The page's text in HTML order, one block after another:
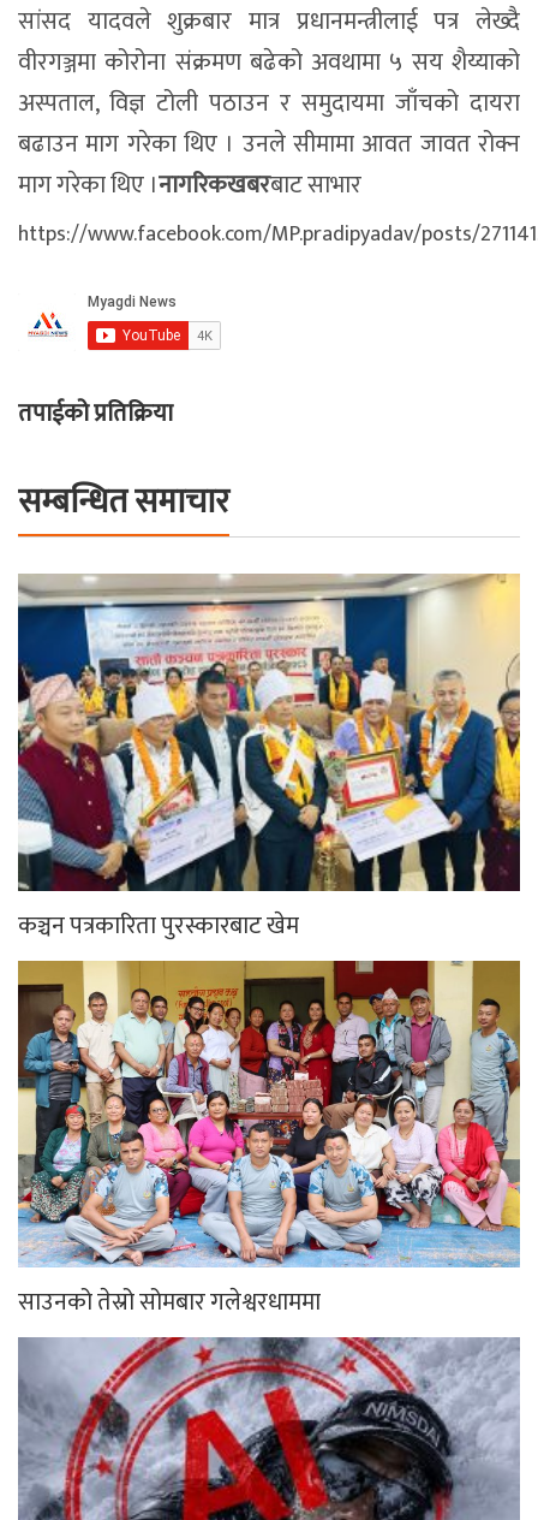
सांसद यादवले शुक्रबार मात्र प्रधानमन्त्रीलाई पत्र लेख्दै
वीरगञ्जमा कोरोना संक्रमण बढेको अवथामा ५ सय शैय्याको
अस्पताल, विज्ञ टोली पठाउन र समुदायमा जाँचको दायरा
बढाउन माग गरेका थिए । उनले सीमामा आवत जावत रोक्न
माग गरेका थिए ।नागरिकखबरबाट साभार
https://www.facebook.com/MP.pradipyadav/posts/
तपाईको प्रतिक्रिया
सम्बन्धित समाचार
कञ्चन पत्रकारिता पुरस्कारबाट खेम
साउनको तेस्रो सोमबार गलेश्वरधाममा